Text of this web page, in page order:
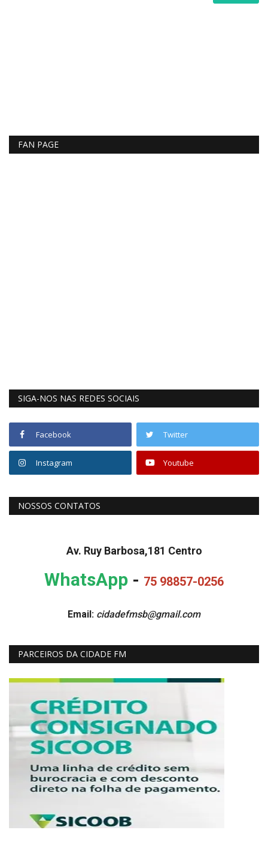
FAN PAGE
SIGA-NOS NAS REDES SOCIAIS
Facebook Twitter
Instagram Youtube
NOSSOS CONTATOS
Av. Ruy Barbosa,181 Centro
WhatsApp - 75 98857-0256
Email: cidadefmsb@gmail.com
PARCEIROS DA CIDADE FM